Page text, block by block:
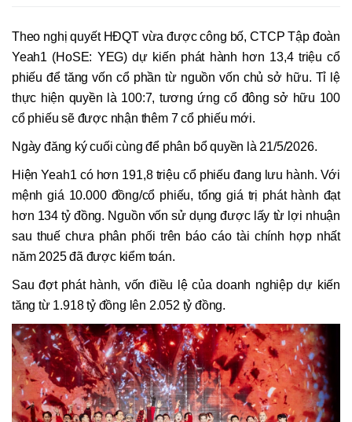
Theo nghị quyết HĐQT vừa được công bố, CTCP Tập đoàn
Yeah1 (HoSE: YEG) dự kiến phát hành hơn 13,4 triệu cổ
phiếu để tăng vốn cổ phần từ nguồn vốn chủ sở hữu. Tỉ lệ
thực hiện quyền là 100:7, tương ứng cổ đông sở hữu 100
cổ phiếu sẽ được nhận thêm 7 cổ phiếu mới.
Ngày đăng ký cuối cùng để phân bổ quyền là 21/5/2026.
Hiện Yeah1 có hơn 191,8 triệu cổ phiếu đang lưu hành. Với
mệnh giá 10.000 đồng/cổ phiếu, tổng giá trị phát hành đạt
hơn 134 tỷ đồng. Nguồn vốn sử dụng được lấy từ lợi nhuận
sau thuế chưa phân phối trên báo cáo tài chính hợp nhất
năm 2025 đã được kiểm toán.
Sau đợt phát hành, vốn điều lệ của doanh nghiệp dự kiến
tăng từ 1.918 tỷ đồng lên 2.052 tỷ đồng.